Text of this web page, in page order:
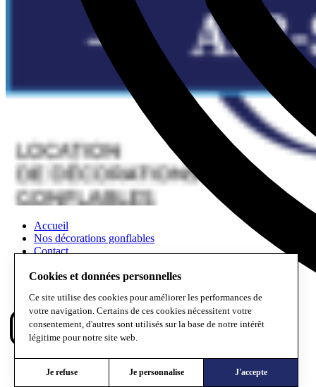
Accueil
Nos décorations gonflables
Contact
Scénographies et végétalisation
Mentions légales
Cookies et données personnelles
Ce site utilise des cookies pour améliorer les performances de
votre navigation. Certains de ces cookies nécessitent votre
consentement, d'autres sont utilisés sur la base de notre intérêt
légitime pour notre site web.
Je refuse Je personnalise J'accepte